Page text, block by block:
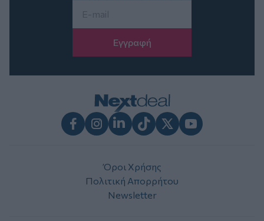
Όροι Χρήσης
Πολιτική Απορρήτου
Newsletter